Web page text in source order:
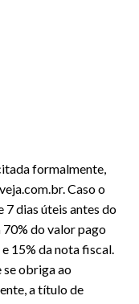
formalmente,
Caso o
7 dias úteis antes do
do valor pago
15% da nota fiscal.
se obriga ao
a título de